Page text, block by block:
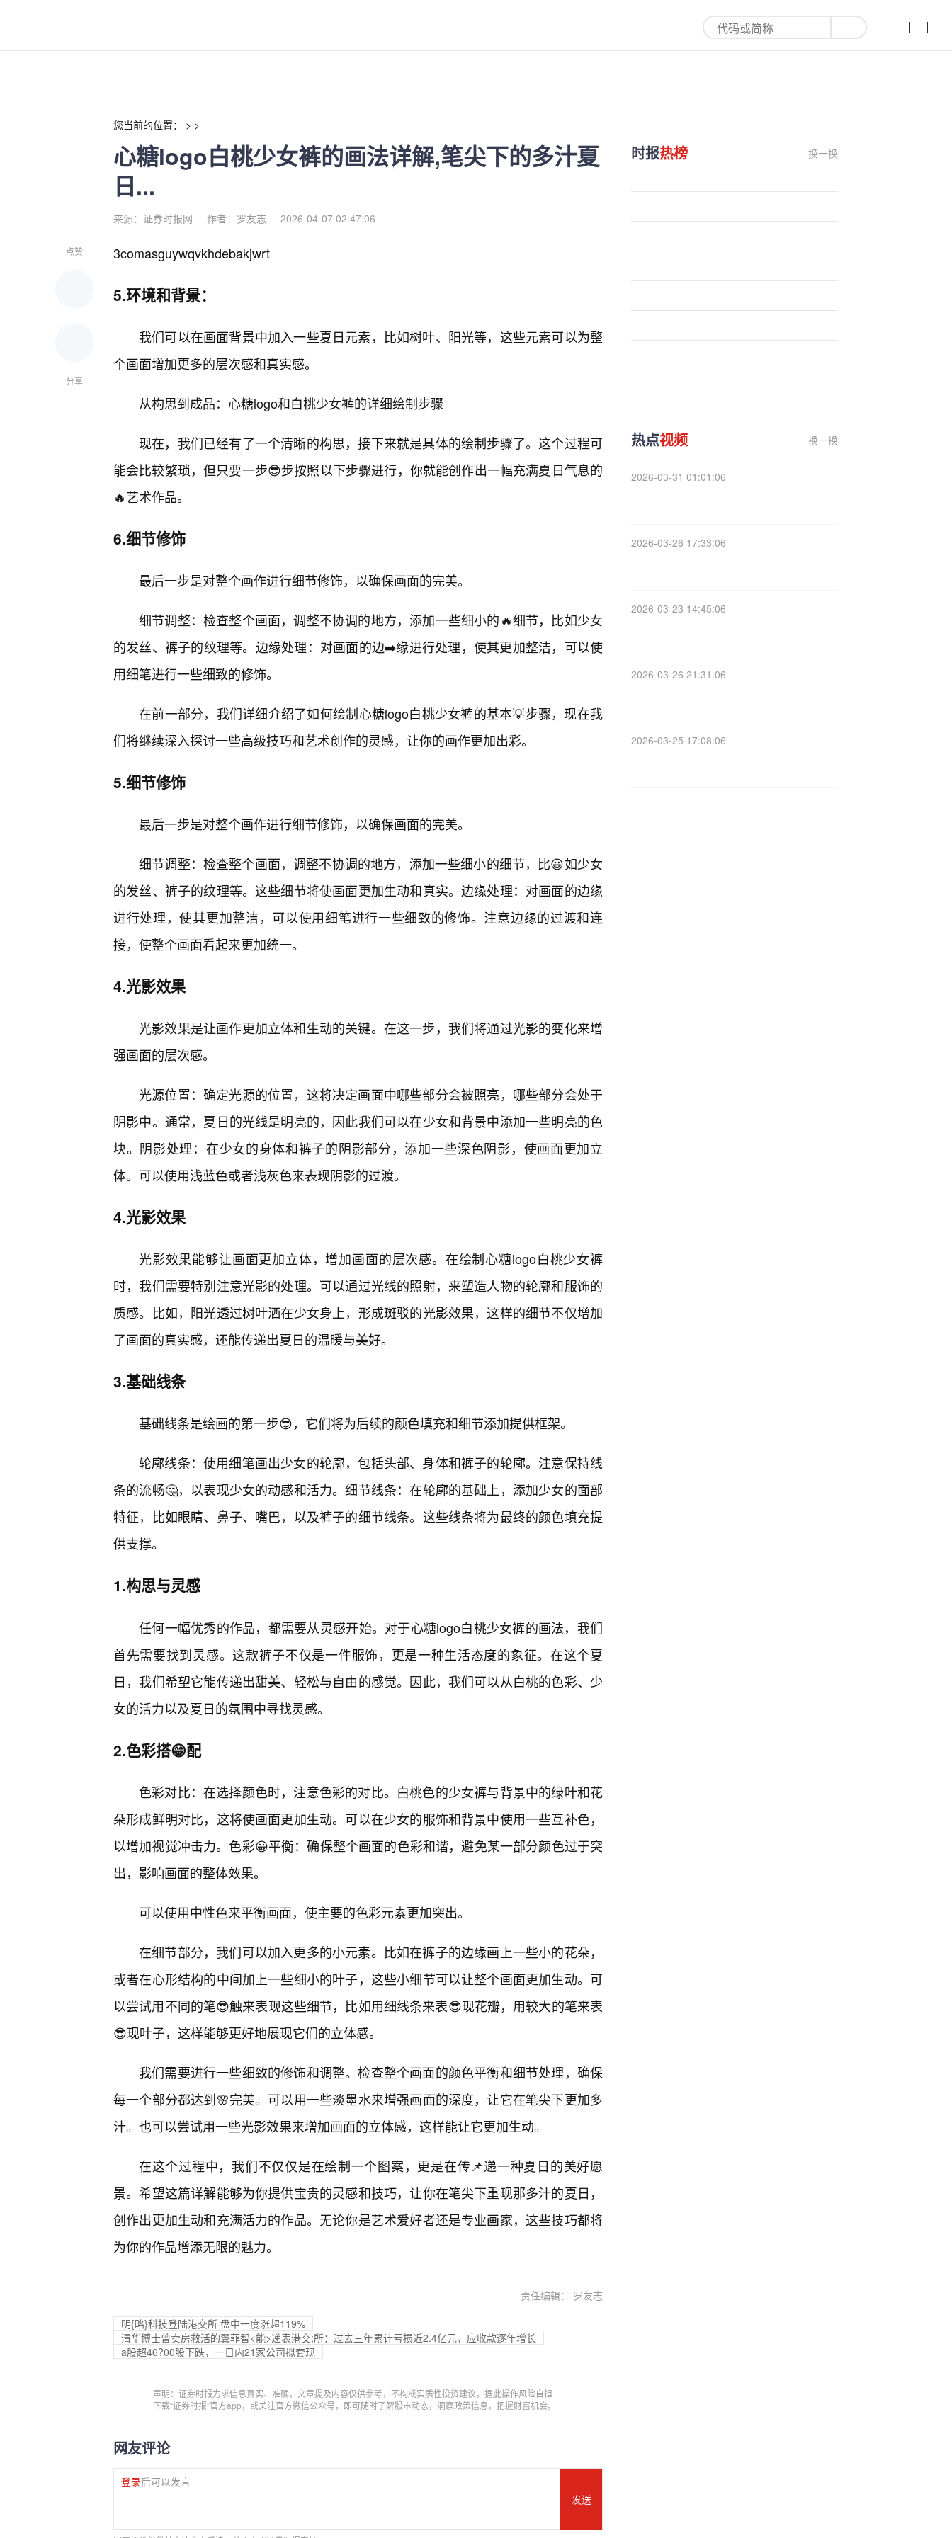
您当前的位置： > >
心糖logo白桃少女裤的画法详解,笔尖下的多汁夏
日...
来源：证券时报网 作者：罗友志 2026-04-07 02:47:06
点赞
分享
3comasguywqvkhdebakjwrt
5.环境和背景：
我们可以在画面背景中加入一些夏日元素，比如树叶、阳光等，这些元素可以为整
个画面增加更多的层次感和真实感。
从构思到成品：心糖logo和白桃少女裤的详细绘制步骤
现在，我们已经有了一个清晰的构思，接下来就是具体的绘制步骤了。这个过程可
能会比较繁琐，但只要一步😎步按照以下步骤进行，你就能创作出一幅充满夏日气息的
🔥艺术作品。
6.细节修饰
最后一步是对整个画作进行细节修饰，以确保画面的完美。
细节调整：检查整个画面，调整不协调的地方，添加一些细小的🔥细节，比如少女
的发丝、裤子的纹理等。边缘处理：对画面的边➡️缘进行处理，使其更加整洁，可以使
用细笔进行一些细致的修饰。
在前一部分，我们详细介绍了如何绘制心糖logo白桃少女裤的基本💡步骤，现在我
们将继续深入探讨一些高级技巧和艺术创作的灵感，让你的画作更加出彩。
5.细节修饰
最后一步是对整个画作进行细节修饰，以确保画面的完美。
细节调整：检查整个画面，调整不协调的地方，添加一些细小的细节，比😀如少女
的发丝、裤子的纹理等。这些细节将使画面更加生动和真实。边缘处理：对画面的边缘
进行处理，使其更加整洁，可以使用细笔进行一些细致的修饰。注意边缘的过渡和连
接，使整个画面看起来更加统一。
4.光影效果
光影效果是让画作更加立体和生动的关键。在这一步，我们将通过光影的变化来增
强画面的层次感。
光源位置：确定光源的位置，这将决定画面中哪些部分会被照亮，哪些部分会处于
阴影中。通常，夏日的光线是明亮的，因此我们可以在少女和背景中添加一些明亮的色
块。阴影处理：在少女的身体和裤子的阴影部分，添加一些深色阴影，使画面更加立
体。可以使用浅蓝色或者浅灰色来表现阴影的过渡。
4.光影效果
光影效果能够让画面更加立体，增加画面的层次感。在绘制心糖logo白桃少女裤
时，我们需要特别注意光影的处理。可以通过光线的照射，来塑造人物的轮廓和服饰的
质感。比如，阳光透过树叶洒在少女身上，形成斑驳的光影效果，这样的细节不仅增加
了画面的真实感，还能传递出夏日的温暖与美好。
3.基础线条
基础线条是绘画的第一步😎，它们将为后续的颜色填充和细节添加提供框架。
轮廓线条：使用细笔画出少女的轮廓，包括头部、身体和裤子的轮廓。注意保持线
条的流畅🤔，以表现少女的动感和活力。细节线条：在轮廓的基础上，添加少女的面部
特征，比如眼睛、鼻子、嘴巴，以及裤子的细节线条。这些线条将为最终的颜色填充提
供支撑。
1.构思与灵感
任何一幅优秀的作品，都需要从灵感开始。对于心糖logo白桃少女裤的画法，我们
首先需要找到灵感。这款裤子不仅是一件服饰，更是一种生活态度的象征。在这个夏
日，我们希望它能传递出甜美、轻松与自由的感觉。因此，我们可以从白桃的色彩、少
女的活力以及夏日的氛围中寻找灵感。
2.色彩搭😁配
色彩对比：在选择颜色时，注意色彩的对比。白桃色的少女裤与背景中的绿叶和花
朵形成鲜明对比，这将使画面更加生动。可以在少女的服饰和背景中使用一些互补色，
以增加视觉冲击力。色彩😀平衡：确保整个画面的色彩和谐，避免某一部分颜色过于突
出，影响画面的整体效果。
可以使用中性色来平衡画面，使主要的色彩元素更加突出。
在细节部分，我们可以加入更多的小元素。比如在裤子的边缘画上一些小的花朵，
或者在心形结构的中间加上一些细小的叶子，这些小细节可以让整个画面更加生动。可
以尝试用不同的笔😎触来表现这些细节，比如用细线条来表😎现花瓣，用较大的笔来表
😎现叶子，这样能够更好地展现它们的立体感。
我们需要进行一些细致的修饰和调整。检查整个画面的颜色平衡和细节处理，确保
每一个部分都达到🌸完美。可以用一些淡墨水来增强画面的深度，让它在笔尖下更加多
汁。也可以尝试用一些光影效果来增加画面的立体感，这样能让它更加生动。
在这个过程中，我们不仅仅是在绘制一个图案，更是在传📌递一种夏日的美好愿
景。希望这篇详解能够为你提供宝贵的灵感和技巧，让你在笔尖下重现那多汁的夏日，
创作出更加生动和充满活力的作品。无论你是艺术爱好者还是专业画家，这些技巧都将
为你的作品增添无限的魅力。
责任编辑： 罗友志
明{略}科技登陆港交所 盘中一度涨超119%
清华博士曾卖房救活的翼菲智<能>递表港交;所：过去三年累计亏损近2.4亿元，应收款逐年增长
a股超46?00股下跌，一日内21家公司拟套现
声明：证券时报力求信息真实、准确，文章提及内容仅供参考，不构成实质性投资建议，据此操作风险自担
下载“证券时报”官方app，或关注官方微信公众号，即可随时了解股市动态，洞察政策信息，把握财富机会。
网友评论
登录后可以发言
发送
时报热榜 换一换
热点视频 换一换
2026-03-31 01:01:06
2026-03-26 17:33:06
2026-03-23 14:45:06
2026-03-26 21:31:06
2026-03-25 17:08:06